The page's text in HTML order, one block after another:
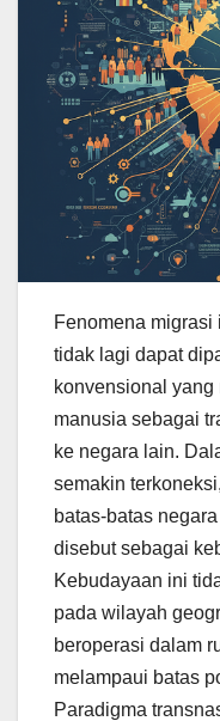
Fenomena
tidak lagi dapat
konvensional
manusia sebagai
ke negara lain.
semakin
batas-batas
disebut sebagai
Kebudayaan ini
pada wilayah
beroperasi dalam
melampaui batas
Paradigma